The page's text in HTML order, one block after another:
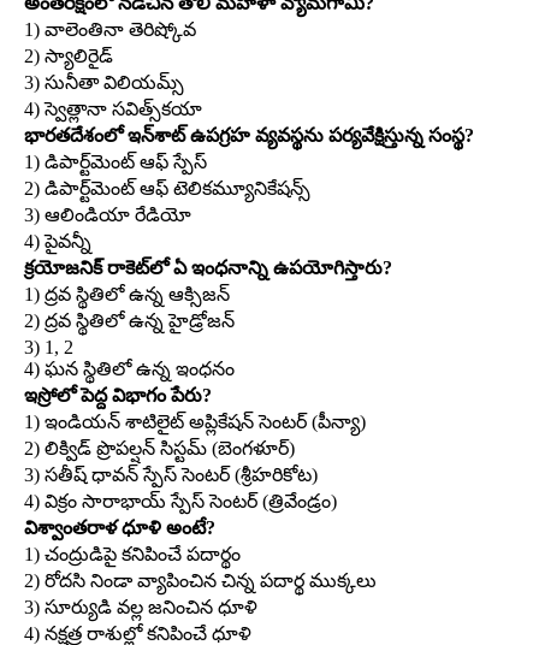
1) వాలెంతినా తెరిష్కోవ
2) స్యాలిరైడ్‌
3) సునీతా విలియమ్స్‌
4) స్వెత్లానా సవిత్స్‌కయా
భారతదేశంలో ఇన్‌శాట్‌ ఉపగ్రహ వ్యవస్థను పర్యవేక్షిస్తున్న సంస్థ?
1) డిపార్ట్‌మెంట్‌ ఆఫ్‌ స్పేస్‌
2) డిపార్ట్‌మెంట్‌ ఆఫ్‌ టెలికమ్యూనికేషన్స్‌
3) ఆలిండియా రేడియో
4) పైవన్నీ
క్రయోజనిక్‌ రాకెట్‌లో ఏ ఇంధనాన్ని ఉపయోగిస్తారు?
1) ద్రవ స్థితిలో ఉన్న ఆక్సిజన్‌
2) ద్రవ స్థితిలో ఉన్న హైడ్రోజన్‌
3) 1, 2
4) ఘన స్థితిలో ఉన్న ఇంధనం
ఇస్రోలో పెద్ద విభాగం పేరు?
1) ఇండియన్‌ శాటిలైట్‌ అప్లికేషన్‌ సెంటర్‌ (పీన్యా)
2) లిక్విడ్‌ ప్రొపల్షన్‌ సిస్టమ్‌ (బెంగళూర్‌)
3) సతీష్‌ ధావన్‌ స్పేస్‌ సెంటర్‌ (శ్రీహరికోట)
4) విక్రం సారాభాయ్‌ స్పేస్‌ సెంటర్‌ (త్రివేండ్రం)
విశ్వాంతరాళ ధూళి అంటే?
1) చంద్రుడిపై కనిపించే పదార్థం
2) రోదసి నిండా వ్యాపించిన చిన్న పదార్థ ముక్కలు
3) సూర్యుడి వల్ల జనించిన ధూళి
4) నక్షత్ర రాశుల్లో కనిపించే ధూళి